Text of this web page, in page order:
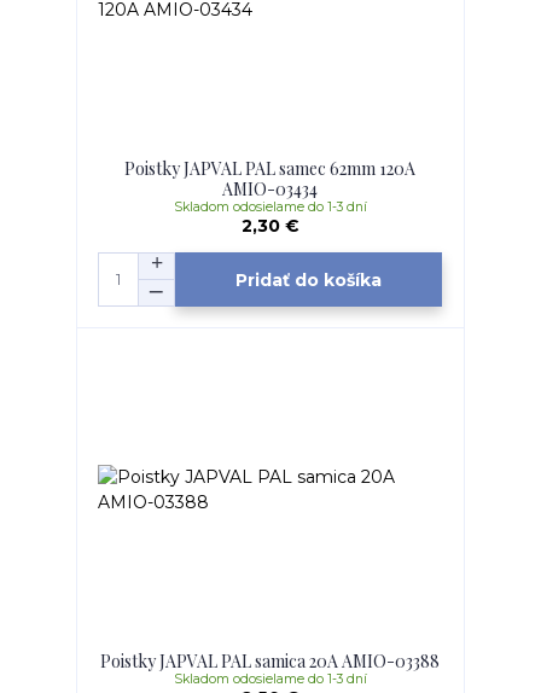
Poistky JAPVAL PAL samec 62mm 120A
AMIO-03434
2,30 €
Skladom odosielame do 1-3 dní
Pridať do košíka
Poistky JAPVAL PAL samica 20A AMIO-03388
Skladom odosielame do 1-3 dní